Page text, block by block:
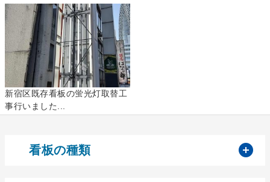
新宿区既存看板の蛍光灯取替工
事行いました...
看板の種類